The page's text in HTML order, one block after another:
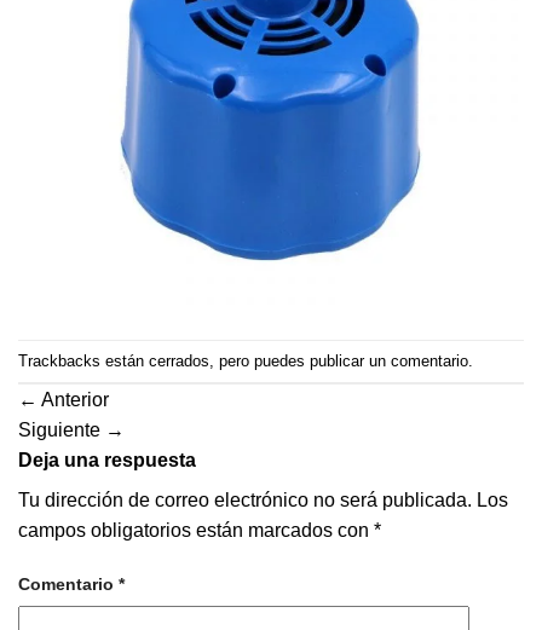
Trackbacks están cerrados, pero puedes publicar un comentario
← Anterior
Siguiente →
Deja una respuesta
Tu dirección de correo electrónico no será publicada. Los
campos obligatorios están marcados con *
Comentario *